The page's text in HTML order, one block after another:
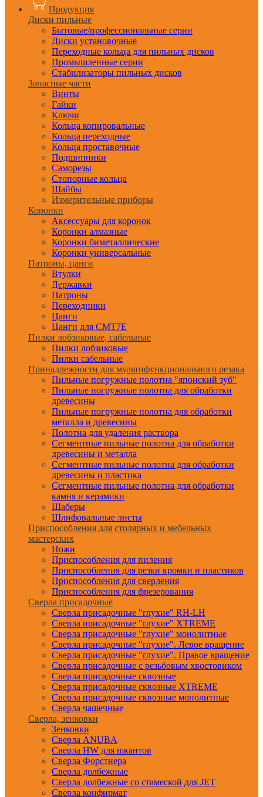
Продукция
Диски пильные
Бытовые/профессиональные серии
Диски установочные
Переходные кольца для пильных дисков
Промышленные серии
Стабилизаторы пильных дисков
Запасные части
Винты
Гайки
Ключи
Кольца копировальные
Кольца переходные
Кольца проставочные
Подшипники
Саморезы
Стопорные кольца
Шайбы
Измерительные приборы
Коронки
Аксессуары для коронок
Коронки алмазные
Коронки биметаллические
Коронки универсальные
Патроны, цанги
Втулки
Державки
Патроны
Переходники
Цанги
Цанги для CMT7E
Пилки лобзиковые, сабельные
Пилки лобзиковые
Пилки сабельные
Принадлежности для мультифункционального резака
Пильные погружные полотна "японский зуб"
Пильные погружные полотна для обработки
древесины
Пильные погружные полотна для обработки
металла и древесины
Полотна для удаления раствора
Сегментные пильные полотна для обработки
древесины и металла
Сегментные пильные полотна для обработки
древесины и пластика
Сегментные пильные полотна для обработки
камня и керамики
Шаберы
Шлифовальные листы
Приспособления для столярных и мебельных
мастерских
Ножи
Приспособления для пиления
Приспособления для резки кромки и пластиков
Приспособления для сверления
Приспособления для фрезерования
Сверла присадочные
Сверла присадочные "глухие" RH-LH
Сверла присадочные "глухие" XTREME
Сверла присадочные "глухие" монолитные
Сверла присадочные "глухие". Левое вращение
Сверла присадочные "глухие". Правое вращение
Сверла присадочные с резьбовым хвостовиком
Сверла присадочные сквозные
Сверла присадочные сквозные XTREME
Сверла присадочные сквозные монолитные
Сверла чашечные
Сверла, зенковки
Зенковки
Сверла ANUBA
Сверла HW для шкантов
Сверла Форстнера
Сверла долбежные
Сверла долбежные со стамеской для JET
Сверла конфирмат